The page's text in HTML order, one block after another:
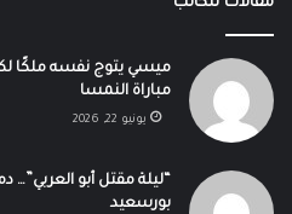
مباراة النمسا
يونيو 22, 2026
“ليلة مقتل أبو العربي”…
بورسعيد